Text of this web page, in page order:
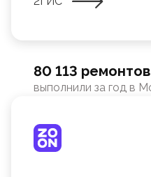
80 113 ремонтов
выполнили за год в